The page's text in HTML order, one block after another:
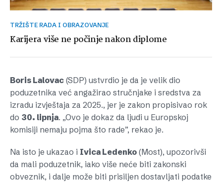
TRŽIŠTE RADA I OBRAZOVANJE
Karijera više ne počinje nakon diplome
Boris Lalovac (SDP) ustvrdio je da je velik dio
poduzetnika već angažirao stručnjake i sredstva za
izradu izvještaja za 2025., jer je zakon propisivao rok
do 30. lipnja. „Ovo je dokaz da ljudi u Europskoj
komisiji nemaju pojma što rade”, rekao je.
Na isto je ukazao i Ivica Ledenko (Most), upozorivši
da mali poduzetnik, iako više neće biti zakonski
obveznik, i dalje može biti prisiljen dostavljati podatke